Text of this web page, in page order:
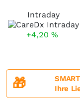
Intraday
+4,20 %
🎁
Ihre